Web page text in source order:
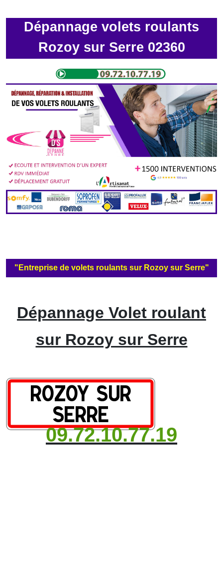
Dépannage volets roulants
Rozoy sur Serre 02360
"Entreprise de volets roulants sur Rozoy sur Serre"
Dépannage Volet roulant
sur Rozoy sur Serre
09.72.10.77.19